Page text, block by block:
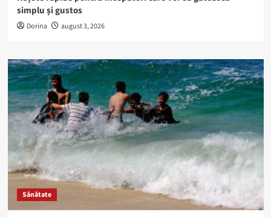
simplu și gustos
Dorina august 3, 2026
Sănătate